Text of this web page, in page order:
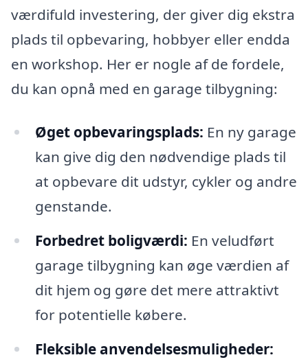
værdifuld investering, der giver dig ekstra
plads til opbevaring, hobbyer eller endda
en workshop. Her er nogle af de fordele,
du kan opnå med en garage tilbygning:
Øget opbevaringsplads: En ny garage
kan give dig den nødvendige plads til
at opbevare dit udstyr, cykler og andre
genstande.
Forbedret boligværdi: En veludført
garage tilbygning kan øge værdien af
dit hjem og gøre det mere attraktivt
for potentielle købere.
Fleksible anvendelsesmuligheder: